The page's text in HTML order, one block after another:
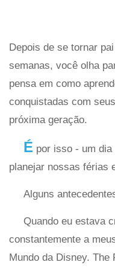
Depois de se tornar
semanas, você olha
pensa em como
conquistadas com
próxima geração.
É por isso - um
planejar nossas férias
Alguns
Quando eu estava
constantemente a
Mundo da Disney.